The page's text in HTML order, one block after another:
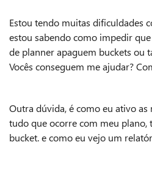
Estou tendo muitas dificuldades
estou sabendo como impedir
de planner apaguem buckets ou
Vocês conseguem me ajudar?
Outra dúvida, é como eu ativo as
tudo que ocorre com meu plano,
bucket. e como eu vejo um